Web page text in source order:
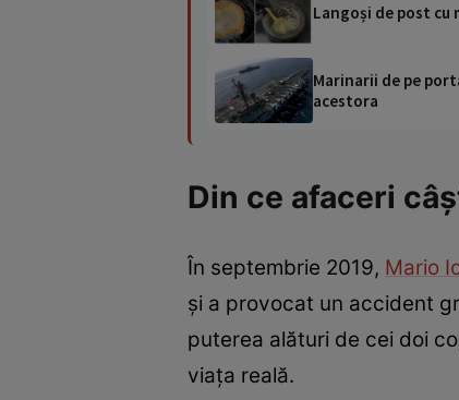
Langoși de post cu
Marinarii de pe
acestora
Din ce afaceri
În septembrie 2019, Mario
și a provocat un accident
puterea alături de cei doi
viața reală.